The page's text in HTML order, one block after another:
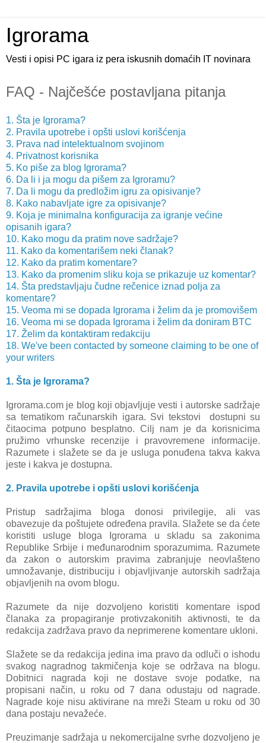
Igrorama
Vesti i opisi PC igara iz pera iskusnih domaćih IT novinara
FAQ - Najčešće postavljana pitanja
1. Šta je Igrorama?
2. Pravila upotrebe i opšti uslovi korišćenja
3. Prava nad intelektualnom svojinom
4. Privatnost korisnika
5. Ko piše za blog Igrorama?
6. Da li i ja mogu da pišem za Igroramu?
7. Da li mogu da predložim igru za opisivanje?
8. Kako nabavljate igre za opisivanje?
9. Koja je minimalna konfiguracija za igranje većine
opisanih igara?
10. Kako mogu da pratim nove sadržaje?
11. Kako da komentarišem neki članak?
12. Kako da pratim komentare?
13. Kako da promenim sliku koja se prikazuje uz komentar?
14. Šta predstavljaju čudne rečenice iznad polja za
komentare?
15. Veoma mi se dopada Igrorama i želim da je promovišem
16. Veoma mi se dopada Igrorama i želim da doniram BTC
17. Želim da kontaktiram redakciju
18. We've been contacted by someone claiming to be one of
your writers
1. Šta je Igrorama?
Igrorama.com je blog koji objavljuje vesti i autorske sadržaje
sa tematikom računarskih igara. Svi tekstovi dostupni su
čitaocima potpuno besplatno. Cilj nam je da korisnicima
pružimo vrhunske recenzije i pravovremene informacije.
Razumete i slažete se da je usluga ponuđena takva kakva
jeste i kakva je dostupna.
2. Pravila upotrebe i opšti uslovi korišćenja
Pristup sadržajima bloga donosi privilegije, ali vas
obavezuje da poštujete određena pravila. Slažete se da ćete
koristiti usluge bloga Igrorama u skladu sa zakonima
Republike Srbije i međunarodnim sporazumima. Razumete
da zakon o autorskim pravima zabranjuje neovlašteno
umnožavanje, distribuciju i objavljivanje autorskih sadržaja
objavljenih na ovom blogu.
Razumete da nije dozvoljeno koristiti komentare ispod
članaka za propagiranje protivzakonitih aktivnosti, te da
redakcija zadržava pravo da neprimerene komentare ukloni.
Slažete se da redakcija jedina ima pravo da odluči o ishodu
svakog nagradnog takmičenja koje se održava na blogu.
Dobitnici nagrada koji ne dostave svoje podatke, na
propisani način, u roku od 7 dana odustaju od nagrade.
Nagrade koje nisu aktivirane na mreži Steam u roku od 30
dana postaju nevažeće.
Preuzimanje sadržaja u nekomercijalne svrhe dozvoljeno je